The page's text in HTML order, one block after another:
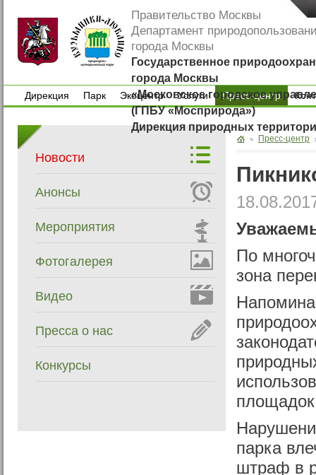
Правительство Москвы
Департамент
города Москвы
Государственное
города Москвы
«Московское городское
(ГПБУ «Мосприрода»)
Дирекция природных
Дирекция
Парк
Экоцентр
Экоцентр
Услуги
Услуги
Пресс-центр
Новости
Анонсы
Мероприятия
Фотогалерея
Видео
Пресса о нас
Конкурсы
Пресс-центр
По
зона
парка
штраф в